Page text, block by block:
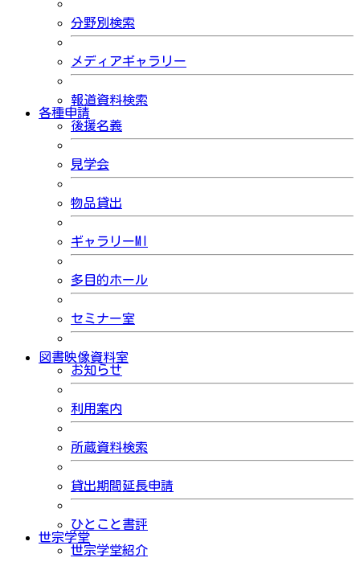
分野別検索
メディアギャラリー
報道資料検索
各種申請
後援名義
見学会
物品貸出
ギャラリーMI
多目的ホール
セミナー室
図書映像資料室
お知らせ
利用案内
所蔵資料検索
貸出期間延長申請
ひとこと書評
世宗学堂
世宗学堂紹介